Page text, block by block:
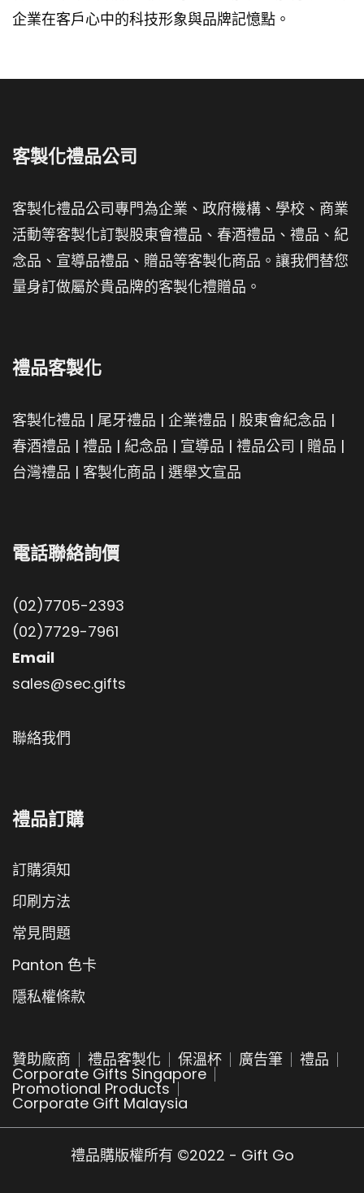
企業在客戶心中的科技形象與品牌記憶點。
客製化禮品公司
客製化禮品公司專門為企業、政府機構、學校、商業
活動等客製化訂製股東會禮品、春酒禮品、禮品、紀
念品、宣導品禮品、贈品等客製化商品。讓我們替您
量身訂做屬於貴品牌的客製化禮贈品。
禮品客製化
客製化禮品 | 尾牙禮品 | 企業禮品 | 股東會紀念品 |
春酒禮品 | 禮品 | 紀念品 | 宣導品 | 禮品公司 | 贈品 |
台灣禮品 | 客製化商品 | 選舉文宣品
電話聯絡詢價
(02)7705-2393
(02)7729-7961
Email
sales@sec.gifts
聯絡我們
禮品訂購
訂購須知
印刷方法
常見問題
Panton 色卡
隱私權條款
贊助廠商 禮品客製化 保溫杯 廣告筆 禮品
Corporate Gifts Singapore
Promotional Products
Corporate Gift Malaysia
禮品購版權所有 ©2022 - Gift Go